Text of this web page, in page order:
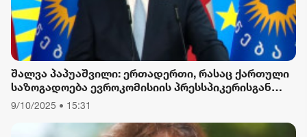
შალვა პაპუაშვილი: ერთადერთი, რასაც ქართული
საზოგადოება ევროკომისიის პრესსპიკერისგან
მოელის, არის ბოდიში ხელისუფლების დამხობის
9/10/2025 • 15:31